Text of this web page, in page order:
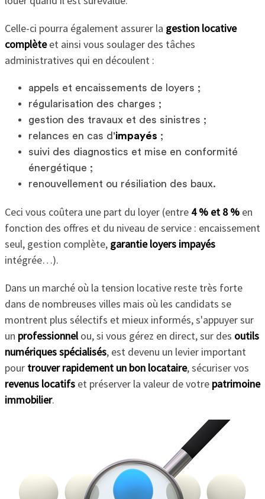
Celle-ci pourra également assurer la gestion locative
complèteet ainsi vous soulager des tâches
administratives qui en découlent :
appels et encaissements de loyers ;
régularisation des charges ;
gestion des travaux et des sinistres ;
relances en cas d'impayés ;
suivi des diagnostics et mise en conformité
énergétique ;
renouvellement ou résiliation des baux.
Ceci vous coûtera une part du loyer (entre 4 % et 8 %en
fonction des offres et du niveau de service : encaissement
seul, gestion complète, garantie loyers impayés
intégrée…).
Dans un marché où la tension locative reste très forte
dans de nombreuses villes mais où les candidats se
montrent plus sélectifs et mieux informés, s'appuyer sur
un professionnelou, si vous gérez en direct, sur des outils
numériques spécialisés, est devenu un levier important
pour trouver rapidement un bon locataire, sécuriser vos
revenus locatifset préserver la valeur de votre patrimoine
immobilier.